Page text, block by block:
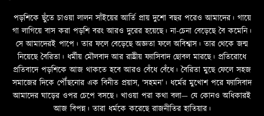
পড়শিকে ছুঁতে চাওয়া লালন সাঁইয়ের আর্তি প্রায় দুশো বছর পরেও আমাদের। গায়ে
গা লাগিয়ে বাস করা পড়শি বরং আরও দুরের হয়েছে। না-চেনা বেড়েছে বৈ কমেনি।
সে আমাদেরই পাপে। তার ফলে বেড়েছে অজ্ঞতা ফলে অবিশ্বাস। তার থেকে জন্ম
নিয়েছে বৈরিতা। ধর্মীয় মৌলবাদ আর রাষ্ট্রীয় ফ্যাসিবাদ ছোবল মারছে। প্রতিরোধে
প্রতিবাদে পড়শিকে আজ থাকতে হবে আরও বেঁধে বেঁধে। বৈরিতা মুছে ফেলে সহজ
সমাজের দিকে পৌঁছনোর এক বিনীত প্রয়াস, ‘সহমন’। ধর্মের মুখোশ পরে ফ্যাসিবাদ
আমাদের ঘাড়ের ওপর চেপে বসছে। খাওয়া পরা কথা বলা—­­ যে কোনও অধিকারই
আজ বিপন্ন। তারা ধর্মকে করেছে রাজনীতির হাতিয়ার।